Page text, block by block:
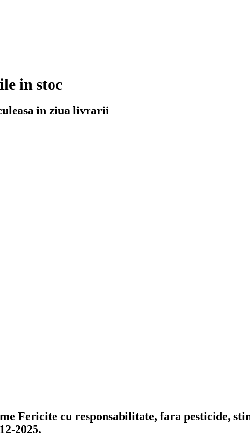
in stoc
in ziua livrarii
Fericite cu responsabilitate, fara pesticide,
2025.